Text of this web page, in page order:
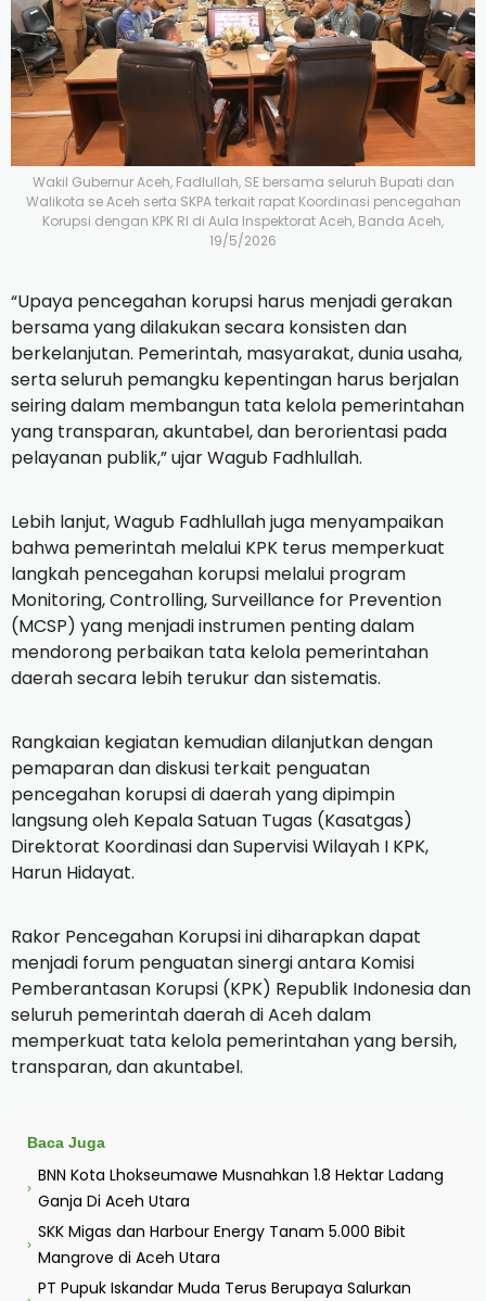
Wakil Gubernur Aceh, Fadlullah, SE bersama seluruh Bupati dan
Walikota se Aceh serta SKPA terkait rapat Koordinasi pencegahan
Korupsi dengan KPK RI di Aula Inspektorat Aceh, Banda Aceh,
19/5/2026
“Upaya pencegahan korupsi harus menjadi gerakan
bersama yang dilakukan secara konsisten dan
berkelanjutan. Pemerintah, masyarakat, dunia usaha,
serta seluruh pemangku kepentingan harus berjalan
seiring dalam membangun tata kelola pemerintahan
yang transparan, akuntabel, dan berorientasi pada
pelayanan publik,” ujar Wagub Fadhlullah.
Lebih lanjut, Wagub Fadhlullah juga menyampaikan
bahwa pemerintah melalui KPK terus memperkuat
langkah pencegahan korupsi melalui program
Monitoring, Controlling, Surveillance for Prevention
(MCSP) yang menjadi instrumen penting dalam
mendorong perbaikan tata kelola pemerintahan
daerah secara lebih terukur dan sistematis.
Rangkaian kegiatan kemudian dilanjutkan dengan
pemaparan dan diskusi terkait penguatan
pencegahan korupsi di daerah yang dipimpin
langsung oleh Kepala Satuan Tugas (Kasatgas)
Direktorat Koordinasi dan Supervisi Wilayah I KPK,
Harun Hidayat.
Rakor Pencegahan Korupsi ini diharapkan dapat
menjadi forum penguatan sinergi antara Komisi
Pemberantasan Korupsi (KPK) Republik Indonesia dan
seluruh pemerintah daerah di Aceh dalam
memperkuat tata kelola pemerintahan yang bersih,
transparan, dan akuntabel.
Baca Juga
›
BNN Kota Lhokseumawe Musnahkan 1.8 Hektar Ladang
Ganja Di Aceh Utara
›
SKK Migas dan Harbour Energy Tanam 5.000 Bibit
Mangrove di Aceh Utara
PT Pupuk Iskandar Muda Terus Berupaya Salurkan